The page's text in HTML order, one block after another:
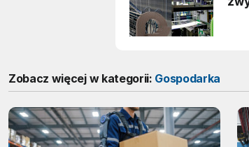
Zobacz więcej w kategorii: Gospodarka